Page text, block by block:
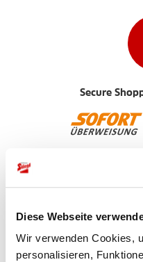
Diese Webseite
Wir verwenden Cookies,
personalisieren,
Secure
Free
Free standard